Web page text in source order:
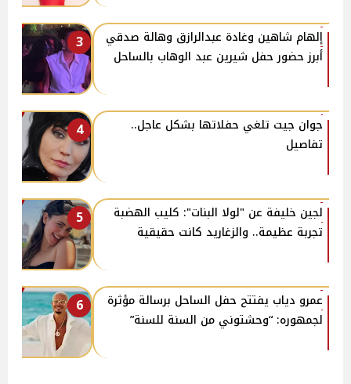
3
إلهام شاهين وغادة عبدالرازق وهالة صدقي
أبرز حضور حفل شيرين عبد الوهاب بالساحل
4
جوان جيت تلغي حفلاتها بشكل عاجل..
تفاصيل
5
لجين خليفة عن "لولا البنات": كليب الهضبة
تجربة عظيمة.. والزغاريد كانت حقيقية
6
عمرو دياب يفتتح حفل الساحل برسالة مؤثرة
لجمهوره: “وحشتوني من السنة للسنة”